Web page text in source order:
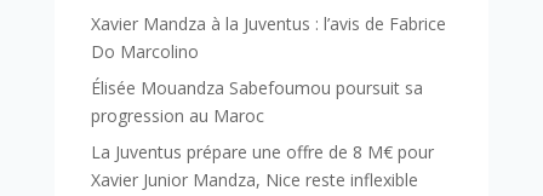
Xavier Mandza à la Juventus : l’avis de Fabrice
Do Marcolino
Élisée Mouandza Sabefoumou poursuit sa
progression au Maroc
La Juventus prépare une offre de 8 M€ pour
Xavier Junior Mandza, Nice reste inflexible